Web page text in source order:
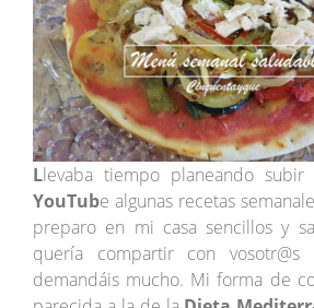
Llevaba tiempo planeando
YouTube algunas recetas
preparo en mi casa sencillos y
quería compartir con
demandáis mucho. Mi forma de